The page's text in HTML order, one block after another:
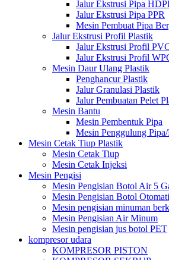
Jalur Ekstrusi Pipa
Jalur Ekstrusi Pipa PPR
Mesin Pembuat Pipa
Jalur Ekstrusi Profil Plastik
Jalur Ekstrusi Profil
Jalur Ekstrusi Profil
Mesin Daur Ulang Plastik
Penghancur Plastik
Jalur Granulasi Plastik
Jalur Pembuatan Pelet
Mesin Bantu
Mesin Pembentuk Pipa
Mesin Penggulung
Mesin Cetak Tiup Plastik
Mesin Cetak Tiup
Mesin Cetak Injeksi
Mesin Pengisi
Mesin Pengisian Botol Air 5
Mesin Pengisian Botol
Mesin pengisian minuman
Mesin Pengisian Air Minum
Mesin pengisian jus botol PET
kompresor udara
KOMPRESOR PISTON